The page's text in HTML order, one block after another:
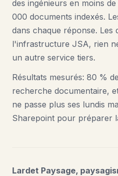
des ingénieurs en moins
000 documents indexés.
dans chaque réponse. Les
l'infrastructure JSA, rien
un autre service tiers.
Résultats mesurés: 80 %
recherche documentaire,
ne passe plus ses lundis
Sharepoint pour préparer
Lardet Paysage,